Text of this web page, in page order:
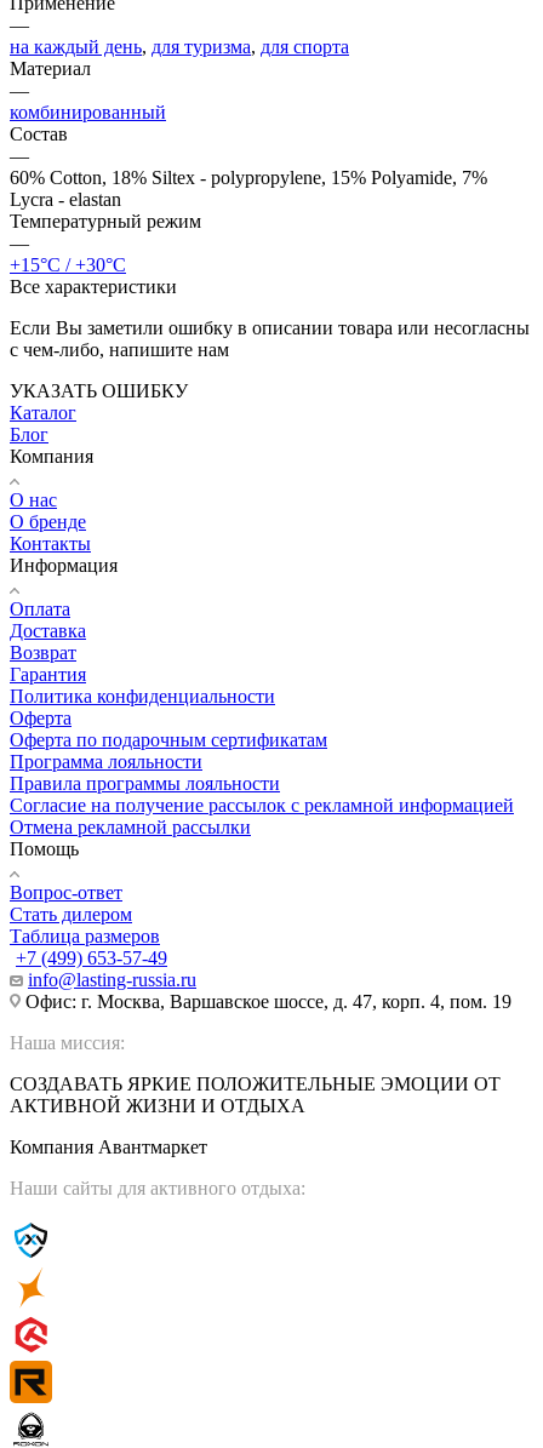
—
на каждый день, для туризма, для спорта
Материал
—
комбинированный
Состав
—
60% Cotton, 18% Siltex - polypropylene, 15% Polyamide, 7%
Lycra - elastan
Температурный режим
—
+15°C / +30°C
Все характеристики
Если Вы заметили ошибку в описании товара или несогласны
с чем-либо, напишите нам
УКАЗАТЬ ОШИБКУ
Каталог
Блог
Компания
О нас
О бренде
Контакты
Информация
Оплата
Доставка
Возврат
Гарантия
Политика конфиденциальности
Оферта
Оферта по подарочным сертификатам
Программа лояльности
Правила программы лояльности
Согласие на получение рассылок с рекламной информацией
Отмена рекламной рассылки
Помощь
Вопрос-ответ
Стать дилером
Таблица размеров
+7 (499) 653-57-49
info@lasting-russia.ru
Офис: г. Москва, Варшавское шоссе, д. 47, корп. 4, пом. 19
Наша миссия:
СОЗДАВАТЬ ЯРКИЕ ПОЛОЖИТЕЛЬНЫЕ ЭМОЦИИ ОТ
АКТИВНОЙ ЖИЗНИ И ОТДЫХА
Компания Авантмаркет
Наши сайты для активного отдыха: